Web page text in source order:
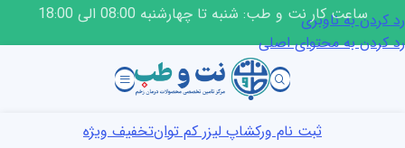
رد کردن به ناوبری
رد کردن به محتوای اصلی
ساعت کار نت و طب: شنبه تا چهارشنبه 08:00 الی 18:00
ثبت نام ورکشاپ لیزر کم توانتخفیف ویژه